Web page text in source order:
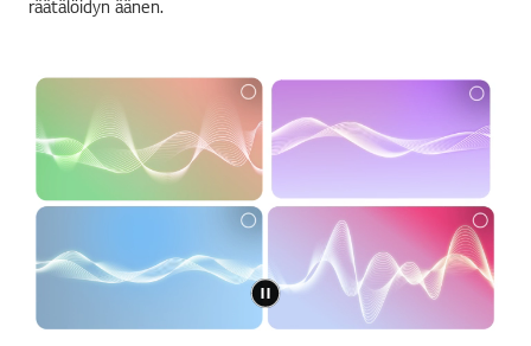
räätälöidyn äänen.